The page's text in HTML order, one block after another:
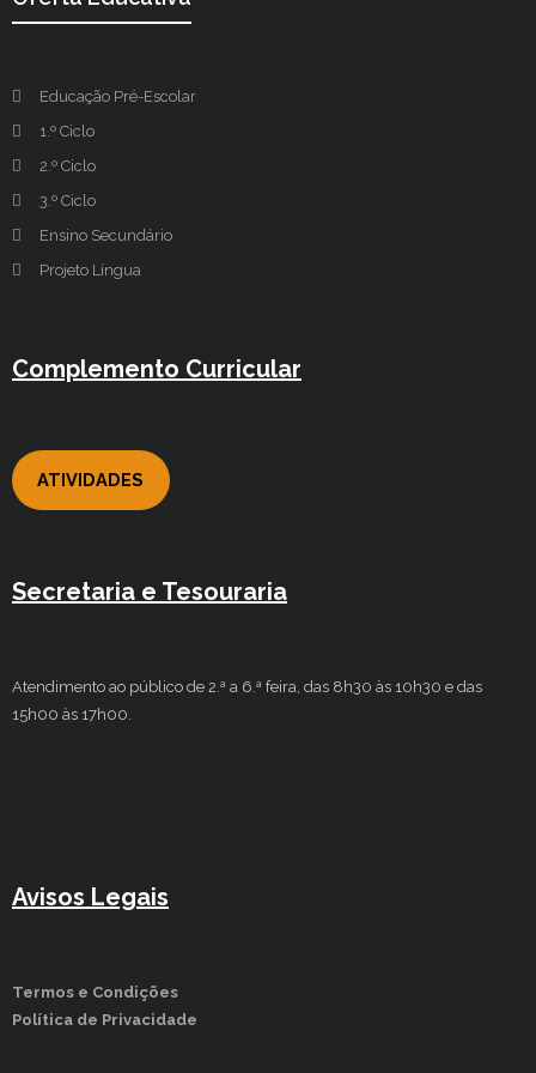
Educação Pré-Escolar
1.º Ciclo
2.º Ciclo
3.º Ciclo
Ensino Secundário
Projeto Língua
Complemento Curricular
ATIVIDADES
Secretaria e Tesouraria
Atendimento ao público de 2.ª a 6.ª feira, das 8h30 às 10h30 e das
15h00 às 17h00.
Avisos Legais
Termos e Condições
Política de Privacidade